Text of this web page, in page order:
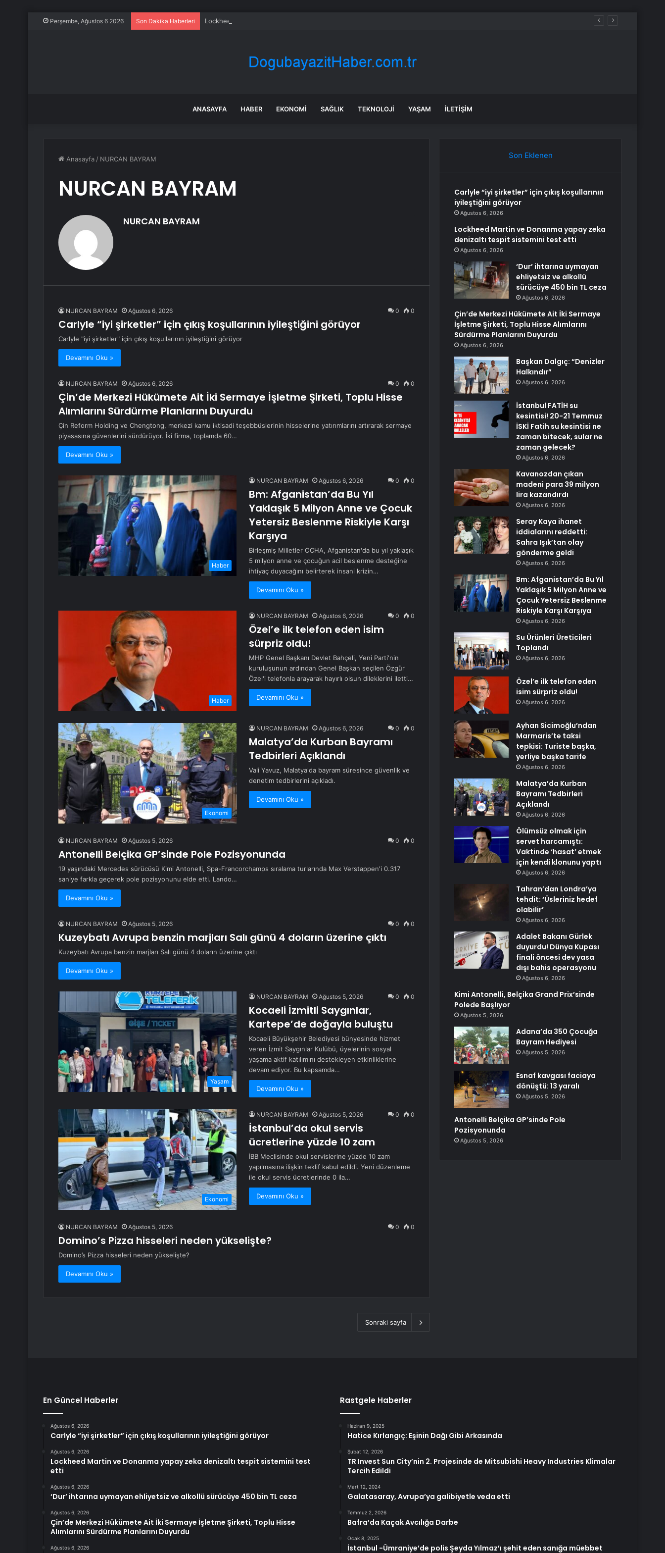
Perşembe, Ağustos 6 2026 Son Dakika Haberleri Lockheed Martin ve Donanma yapay zeka denizaltı tespit sistemini test etti
ANASAYFA HABER EKONOMI SAĞLIK TEKNOLOJI YAŞAM İLETIŞIM
Anasayfa / NURCAN BAYRAM
NURCAN BAYRAM
NURCAN BAYRAM
NURCAN BAYRAM Ağustos 6, 2026 0 0
Carlyle “iyi şirketler” için çıkış koşullarının iyileştiğini görüyor
Carlyle "iyi şirketler" için çıkış koşullarının iyileştiğini görüyor
Devamını Oku »
NURCAN BAYRAM Ağustos 6, 2026 0 0
Çin’de Merkezi Hükümete Ait İki Sermaye İşletme Şirketi, Toplu Hisse
Alımlarını Sürdürme Planlarını Duyurdu
Çin Reform Holding ve Chengtong, merkezi kamu iktisadi teşebbüslerinin hisselerine yatırımlarını artırarak sermaye
piyasasına güvenlerini sürdürüyor. İki firma, toplamda 60…
Devamını Oku »
Haber
NURCAN BAYRAM Ağustos 6, 2026 0 0
Bm: Afganistan’da Bu Yıl
Yaklaşık 5 Milyon Anne ve Çocuk
Yetersiz Beslenme Riskiyle Karşı
Karşıya
Birleşmiş Milletler OCHA, Afganistan'da bu yıl yaklaşık
5 milyon anne ve çocuğun acil beslenme desteğine
ihtiyaç duyacağını belirterek insani krizin…
Devamını Oku »
Haber
NURCAN BAYRAM Ağustos 6, 2026 0 0
Özel’e ilk telefon eden isim
sürpriz oldu!
MHP Genel Başkanı Devlet Bahçeli, Yeni Parti'nin
kuruluşunun ardından Genel Başkan seçilen Özgür
Özel'i telefonla arayarak hayırlı olsun dileklerini iletti…
Devamını Oku »
Ekonomi
NURCAN BAYRAM Ağustos 6, 2026 0 0
Malatya’da Kurban Bayramı
Tedbirleri Açıklandı
Vali Yavuz, Malatya'da bayram süresince güvenlik ve
denetim tedbirlerini açıkladı.
Devamını Oku »
NURCAN BAYRAM Ağustos 5, 2026 0 0
Antonelli Belçika GP’sinde Pole Pozisyonunda
19 yaşındaki Mercedes sürücüsü Kimi Antonelli, Spa-Francorchamps sıralama turlarında Max Verstappen'i 0.317
saniye farkla geçerek pole pozisyonunu elde etti. Lando…
Devamını Oku »
NURCAN BAYRAM Ağustos 5, 2026 0 0
Kuzeybatı Avrupa benzin marjları Salı günü 4 doların üzerine çıktı
Kuzeybatı Avrupa benzin marjları Salı günü 4 doların üzerine çıktı
Devamını Oku »
Yaşam
NURCAN BAYRAM Ağustos 5, 2026 0 0
Kocaeli İzmitli Saygınlar,
Kartepe’de doğayla buluştu
Kocaeli Büyükşehir Belediyesi bünyesinde hizmet
veren İzmit Saygınlar Kulübü, üyelerinin sosyal
yaşama aktif katılımını destekleyen etkinliklerine
devam ediyor. Bu kapsamda…
Devamını Oku »
Ekonomi
NURCAN BAYRAM Ağustos 5, 2026 0 0
İstanbul’da okul servis
ücretlerine yüzde 10 zam
İBB Meclisinde okul servislerine yüzde 10 zam
yapılmasına ilişkin teklif kabul edildi. Yeni düzenleme
ile okul servis ücretlerinde 0 ila…
Devamını Oku »
NURCAN BAYRAM Ağustos 5, 2026 0 0
Domino’s Pizza hisseleri neden yükselişte?
Domino’s Pizza hisseleri neden yükselişte?
Devamını Oku »
Sonraki sayfa
Son Eklenen
Carlyle “iyi şirketler” için çıkış koşullarının
iyileştiğini görüyor
Ağustos 6, 2026
Lockheed Martin ve Donanma yapay zeka
denizaltı tespit sistemini test etti
Ağustos 6, 2026
‘Dur’ ihtarına uymayan
ehliyetsiz ve alkollü
sürücüye 450 bin TL ceza
Ağustos 6, 2026
Çin’de Merkezi Hükümete Ait İki Sermaye
İşletme Şirketi, Toplu Hisse Alımlarını
Sürdürme Planlarını Duyurdu
Ağustos 6, 2026
Başkan Dalgıç: “Denizler
Halkındır”
Ağustos 6, 2026
İstanbul FATİH su
kesintisi! 20-21 Temmuz
İSKİ Fatih su kesintisi ne
zaman bitecek, sular ne
zaman gelecek?
Ağustos 6, 2026
Kavanozdan çıkan
madeni para 39 milyon
lira kazandırdı
Ağustos 6, 2026
Seray Kaya ihanet
iddialarını reddetti:
Sahra Işık’tan olay
gönderme geldi
Ağustos 6, 2026
Bm: Afganistan’da Bu Yıl
Yaklaşık 5 Milyon Anne ve
Çocuk Yetersiz Beslenme
Riskiyle Karşı Karşıya
Ağustos 6, 2026
Su Ürünleri Üreticileri
Toplandı
Ağustos 6, 2026
Özel’e ilk telefon eden
isim sürpriz oldu!
Ağustos 6, 2026
Ayhan Sicimoğlu’ndan
Marmaris’te taksi
tepkisi: Turiste başka,
yerliye başka tarife
Ağustos 6, 2026
Malatya’da Kurban
Bayramı Tedbirleri
Açıklandı
Ağustos 6, 2026
Ölümsüz olmak için
servet harcamıştı:
Vaktinde ‘hasat’ etmek
için kendi klonunu yaptı
Ağustos 6, 2026
Tahran’dan Londra’ya
tehdit: ‘Üsleriniz hedef
olabilir’
Ağustos 6, 2026
Adalet Bakanı Gürlek
duyurdu! Dünya Kupası
finali öncesi dev yasa
dışı bahis operasyonu
Ağustos 6, 2026
Kimi Antonelli, Belçika Grand Prix’sinde
Polede Başlıyor
Ağustos 5, 2026
Adana’da 350 Çocuğa
Bayram Hediyesi
Ağustos 5, 2026
Esnaf kavgası faciaya
dönüştü: 13 yaralı
Ağustos 5, 2026
Antonelli Belçika GP’sinde Pole
Pozisyonunda
Ağustos 5, 2026
En Güncel Haberler
Ağustos 6, 2026
Carlyle “iyi şirketler” için çıkış koşullarının iyileştiğini görüyor
Ağustos 6, 2026
Lockheed Martin ve Donanma yapay zeka denizaltı tespit sistemini test
etti
Ağustos 6, 2026
‘Dur’ ihtarına uymayan ehliyetsiz ve alkollü sürücüye 450 bin TL ceza
Ağustos 6, 2026
Çin’de Merkezi Hükümete Ait İki Sermaye İşletme Şirketi, Toplu Hisse
Alımlarını Sürdürme Planlarını Duyurdu
Ağustos 6, 2026
Rastgele Haberler
Haziran 9, 2025
Hatice Kırlangıç: Eşinin Dağı Gibi Arkasında
Şubat 12, 2026
TR Invest Sun City’nin 2. Projesinde de Mitsubishi Heavy Industries Klimalar
Tercih Edildi
Mart 12, 2024
Galatasaray, Avrupa’ya galibiyetle veda etti
Temmuz 2, 2026
Bafra’da Kaçak Avcılığa Darbe
Ocak 8, 2025
İstanbul -Ümraniye’de polis Şeyda Yılmaz’ı şehit eden sanığa müebbet